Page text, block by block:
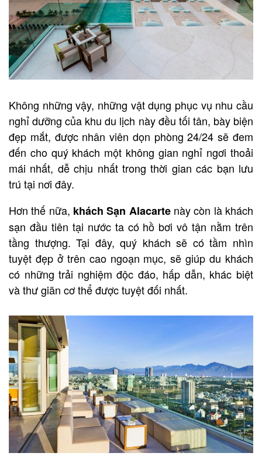
Không những vậy, những vật dụng phục vụ nhu cầu
nghỉ dưỡng của khu du lịch này đều tối tân, bày biện
đẹp mắt, được nhân viên dọn phòng 24/24 sẽ đem
đến cho quý khách một không gian nghỉ ngơi thoải
mái nhất, dễ chịu nhất trong thời gian các bạn lưu
trú tại nơi đây.
Hơn thế nữa, khách Sạn Alacarte này còn là khách
sạn đầu tiên tại nước ta có hồ bơi vô tận nằm trên
tầng thượng. Tại đây, quý khách sẽ có tầm nhìn
tuyệt đẹp ở trên cao ngoạn mục, sẽ giúp du khách
có những trải nghiệm độc đáo, hấp dẫn, khác biệt
và thư giãn cơ thể được tuyệt đối nhất.